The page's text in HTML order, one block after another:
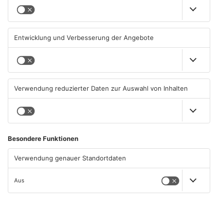
04.08.2026, 07:50 UHR IN
PRIMAVERALAND
PRIMAVERALAND